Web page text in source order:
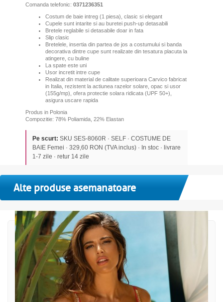
Comanda telefonic: 0371236351
Costum de baie intreg (1 piesa), clasic si elegant
Cupele sunt intarite si au buretei push-up detasabili
Bretele reglabile si detasabile doar in fata
Slip clasic
Bretelele, insertia din partea de jos a costumului si banda
decorativa dintre cupe sunt realizate din tesatura placuta la
atingere, cu buline
La spate este uni
Usor incretit intre cupe
Realizat din material de calitate superioara Carvico fabricat
in Italia, rezistent la actiunea razelor solare, opac si usor
(155g/mp), ofera protectie solara ridicata (UPF 50+),
asigura uscare rapida
Produs in Polonia
Compozitie: 78% Poliamida, 22% Elastan
Pe scurt: SKU SES-8060R · SELF · COSTUME DE
BAIE Femei · 329,60 RON (TVA inclus) · In stoc · livrare
1-7 zile · retur 14 zile
Alte produse asemanatoare